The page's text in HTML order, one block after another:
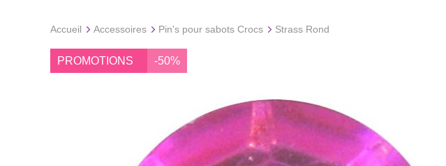
Accueil Accessoires Pin's pour sabots Crocs Strass Rond
PROMOTIONS -50%